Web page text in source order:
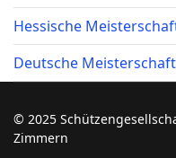
Hessische
Deutsche Meisterschaft
© 2025
Zimmern